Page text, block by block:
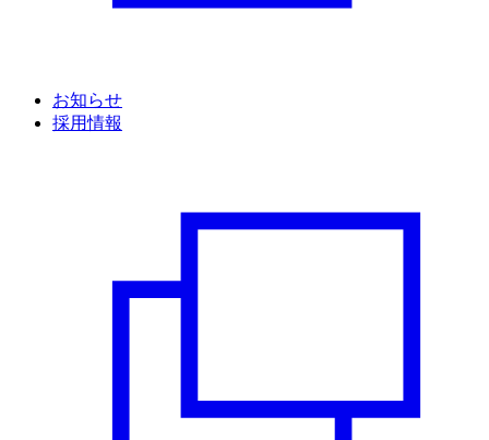
お知らせ
採用情報